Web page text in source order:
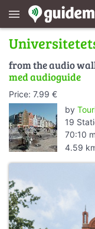
menu
from the audio
med audioguide
Price: 7.99 €
by
19
70:10
4.59